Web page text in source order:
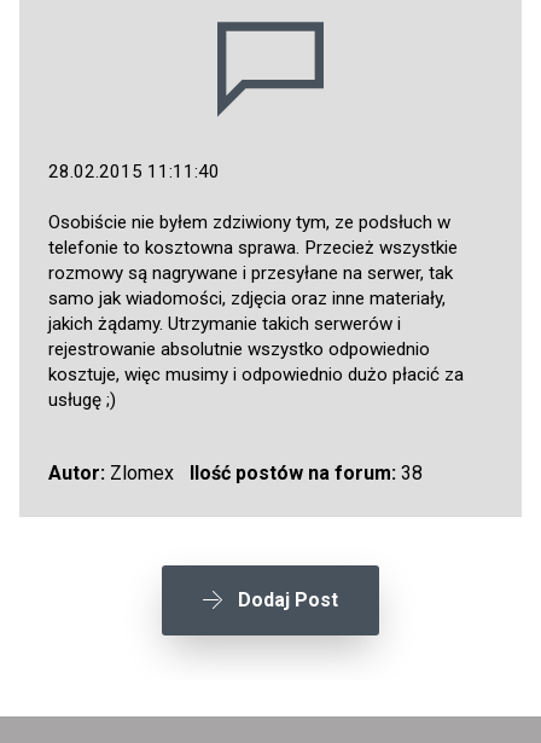
28.02.2015 11:11:40
Osobiście nie byłem zdziwiony tym, ze podsłuch w
telefonie to kosztowna sprawa. Przecież wszystkie
rozmowy są nagrywane i przesyłane na serwer, tak
samo jak wiadomości, zdjęcia oraz inne materiały,
jakich żądamy. Utrzymanie takich serwerów i
rejestrowanie absolutnie wszystko odpowiednio
kosztuje, więc musimy i odpowiednio dużo płacić za
usługę ;)
Autor: Zlomex Ilość postów na forum:38
Dodaj Post